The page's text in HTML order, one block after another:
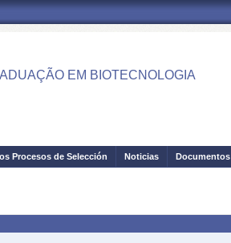
EM BIOTECNOLOGIA
Procesos de Selección Noticias Documentos